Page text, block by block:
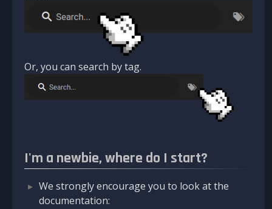
Or, you can search by tag.
I'm a newbie, where do I start?
We strongly encourage you to look at the
documentation: